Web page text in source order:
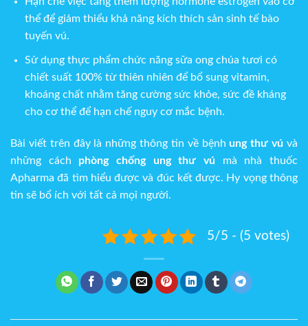
thể để giảm thiểu khả năng kích thích sản sinh tế bào
tuyến vú.
Sử dụng thực phẩm chức năng sữa ong chúa tươi có
chiết suất 100% từ thiên nhiên để bổ sung vitamin,
khoáng chất nhằm tăng cường sức khỏe, sức đề kháng
cho cơ thể để hạn chế nguy cơ mắc bệnh.
Bài viết trên đây là những thông tin về bệnhung thư vú và
những cách phòng chống ung thư vú mà nhà thuốc
Apharma đã tìm hiểu được và đúc kết được. Hy vọng thông
tin sẽ bổ ích với tất cả mọi người.
5/5 - (5 votes)